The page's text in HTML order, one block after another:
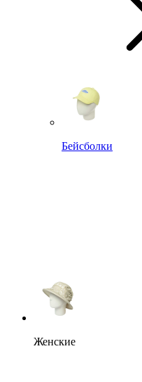
Бейсболки
Женские